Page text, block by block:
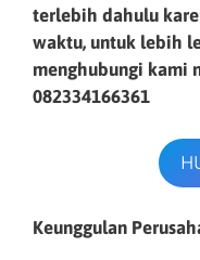
terlebih dahulu
waktu, untuk lebih
menghubungi kami
082334166361
Keunggulan